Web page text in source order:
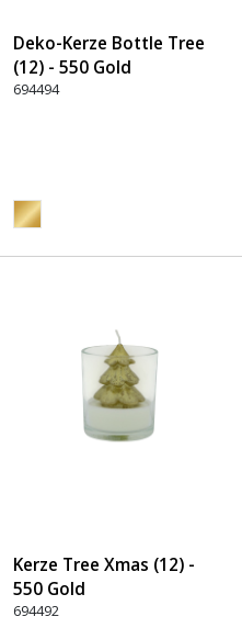
Deko-Kerze Bottle Tree
(12) - 550 Gold
694494
Kerze Tree Xmas (12) -
550 Gold
694492